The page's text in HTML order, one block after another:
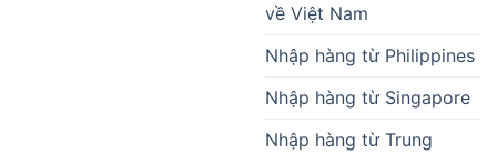
về Việt Nam
Nhập hàng từ Philippines
Nhập hàng từ Singapore
Nhập hàng từ Trung